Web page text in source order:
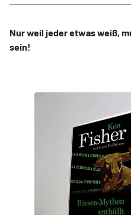
Nur weil jeder etwas weiß,
sein!